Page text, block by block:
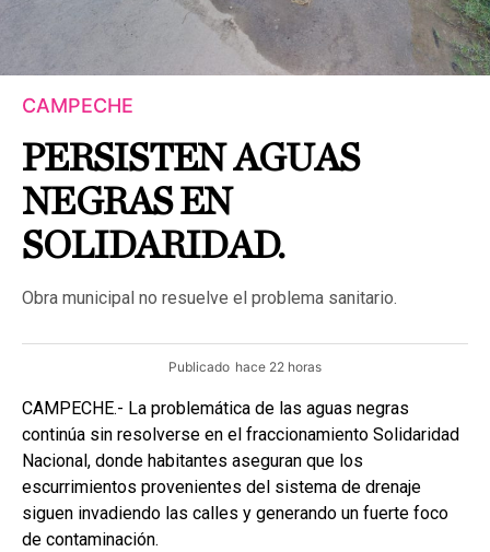
CAMPECHE
PERSISTEN AGUAS
NEGRAS EN
SOLIDARIDAD.
Obra municipal no resuelve el problema sanitario.
Publicado hace 22 horas
CAMPECHE.- La problemática de las aguas negras
continúa sin resolverse en el fraccionamiento Solidaridad
Nacional, donde habitantes aseguran que los
escurrimientos provenientes del sistema de drenaje
siguen invadiendo las calles y generando un fuerte foco
de contaminación.